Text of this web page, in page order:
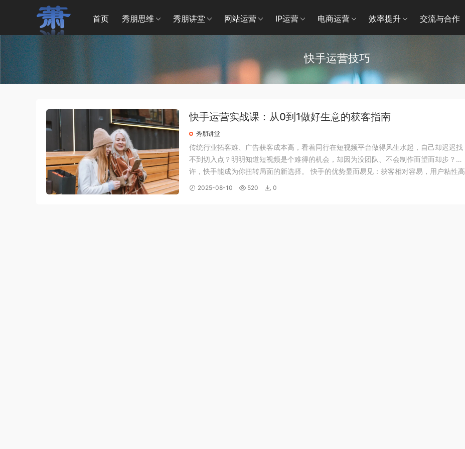
首页 秀朋思维 秀朋讲堂 网站运营 IP运营 电商运营 效率提升 交流与合作
快手运营技巧
快手运营实战课：从0到1做好生意的获客指南
秀朋讲堂
传统行业拓客难、广告获客成本高，看着同行在短视频平台做得风生水起，自己却迟迟找
不到切入点？明明知道短视频是个难得的机会，却因为没团队、不会制作而望而却步？或
许，快手能成为你扭转局面的新选择。 快手的优势显而易见：获客相对容易，用户粘性高
且转化价值强，算法的去中心化特性让各行业都有入局的机会。在这里，你可能获得更快
2025-08-10 520 0